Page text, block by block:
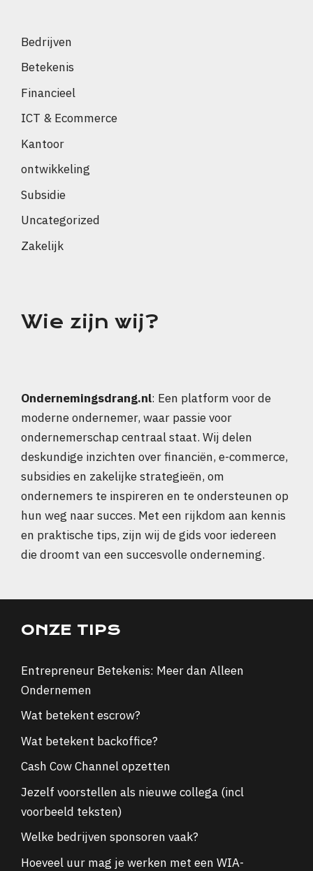
Bedrijven
Betekenis
Financieel
ICT & Ecommerce
Kantoor
ontwikkeling
Subsidie
Uncategorized
Zakelijk
Wie zijn wij?
Ondernemingsdrang.nl: Een platform voor de
moderne ondernemer, waar passie voor
ondernemerschap centraal staat. Wij delen
deskundige inzichten over financiën, e-commerce,
subsidies en zakelijke strategieën, om
ondernemers te inspireren en te ondersteunen op
hun weg naar succes. Met een rijkdom aan kennis
en praktische tips, zijn wij de gids voor iedereen
die droomt van een succesvolle onderneming.
ONZE TIPS
Entrepreneur Betekenis: Meer dan Alleen
Ondernemen
Wat betekent escrow?
Wat betekent backoffice?
Cash Cow Channel opzetten
Jezelf voorstellen als nieuwe collega (incl
voorbeeld teksten)
Welke bedrijven sponsoren vaak?
Hoeveel uur mag je werken met een WIA-